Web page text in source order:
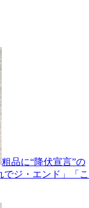
粗品に“降伏宣言”の
ジ・エンド」「こ